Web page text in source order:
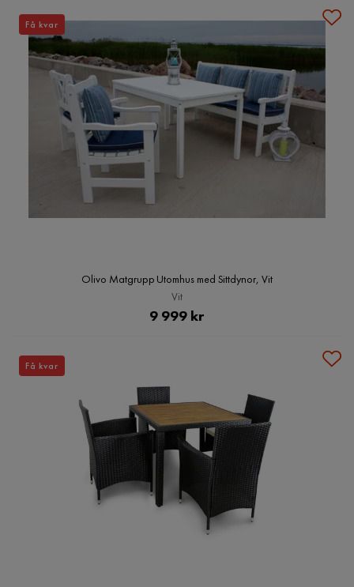
Olivo Matgrupp Utomhus med Sittdynor, Vit
Vit
Pris
9 999 kr
Få kvar
Få kvar